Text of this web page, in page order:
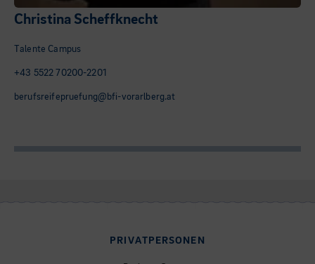
Christina Scheffknecht
Talente Campus
+43 5522 70200-2201
berufsreifepruefung@bfi-vorarlberg.at
PRIVATPERSONEN